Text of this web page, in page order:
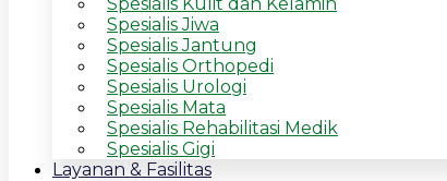
Spesialis Jiwa
Spesialis Jantung
Spesialis Orthopedi
Spesialis Urologi
Spesialis Mata
Spesialis Rehabilitasi Medik
Spesialis Gigi
Layanan & Fasilitas